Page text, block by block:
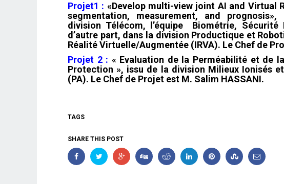
Projet1 : «Develop multi-view joint AI and Virtual
segmentation, measurement, and
division Télécom, l’équipe Biométrie,
d’autre part, dans la division Productique et
Réalité Virtuelle/Augmentée (IRVA). Le Chef de
Projet 2 : « Evaluation de la Perméabilité et de
Protection », issu de la division Milieux Ionisés
(PA). Le Chef de Projet est M. Salim HASSANI.
TAGS
SHARE THIS POST